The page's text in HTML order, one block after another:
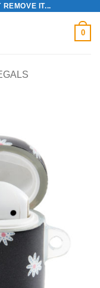
IT...
0